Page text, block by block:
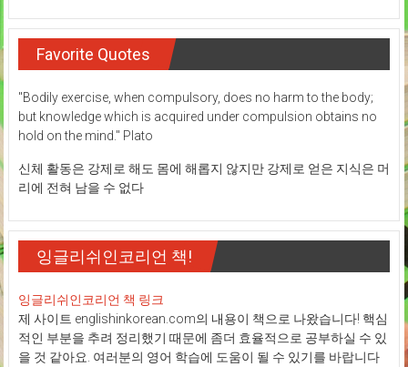
Favorite Quotes
"Bodily exercise, when compulsory, does no harm to the body;
but knowledge which is acquired under compulsion obtains no
hold on the mind." Plato
신체 활동은 강제로 해도 몸에 해롭지 않지만 강제로 얻은 지식은 머
리에 전혀 남을 수 없다
잉글리쉬인코리언 책!
잉글리쉬인코리언 책 링크
제 사이트 englishinkorean.com의 내용이 책으로 나왔습니다! 핵심
적인 부분을 추려 정리했기 때문에 좀더 효율적으로 공부하실 수 있
을 것 같아요. 여러분의 영어 학습에 도움이 될 수 있기를 바랍니다